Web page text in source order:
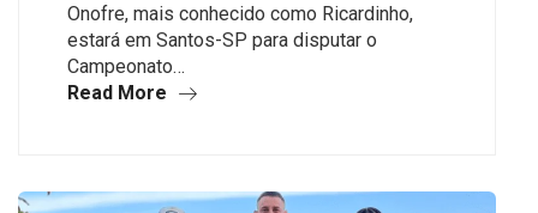
Onofre, mais conhecido como Ricardinho,
estará em Santos-SP para disputar o
Campeonato…
Read More